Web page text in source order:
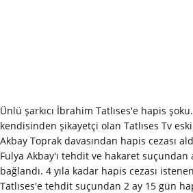
Ünlü şarkıcı İbrahim Tatlıses'e hapis
kendisinden şikayetçi olan Tatlıses Tv
Akbay Toprak davasından hapis cezası
Fulya Akbay'ı tehdit ve hakaret suçundan
bağlandı. 4 yıla kadar hapis cezası
Tatlıses'e tehdit suçundan 2 ay 15 gün